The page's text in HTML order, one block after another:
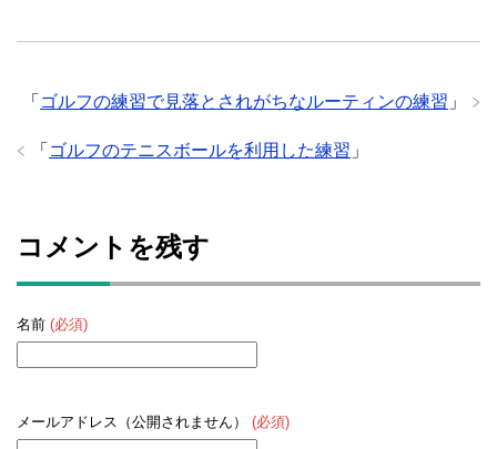
「 ゴルフの練習で見落とされがちなルーティンの練習 」
「 ゴルフのテニスボールを利用した練習 」
コメントを残す
名前 (必須)
メールアドレス（公開されません） (必須)